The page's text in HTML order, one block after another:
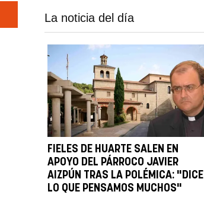
La noticia del día
FIELES DE HUARTE SALEN EN
APOYO DEL PÁRROCO JAVIER
AIZPÚN TRAS LA POLÉMICA: "DICE
LO QUE PENSAMOS MUCHOS"